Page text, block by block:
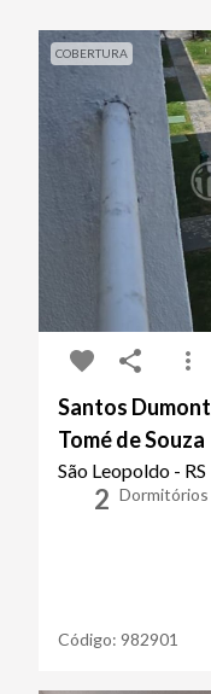
COBERTURA
Santos Dumont
Tomé de Souza
São Leopoldo - RS
2 Dormitórios
Código: 982901